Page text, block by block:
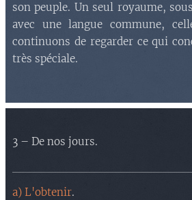
son peuple. Un seul royaume,
avec une langue commune,
continuons de regarder ce qui
très spéciale.
3 – De nos jours.
a) L'obtenir.